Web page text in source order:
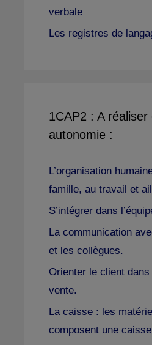
verbale
Les registres de
1CAP2 : A réaliser
autonomie :
L’organisation
famille, au travail et
S’intégrer dans
La communication
et les collègues.
Orienter le client
vente.
La caisse : les
composent une